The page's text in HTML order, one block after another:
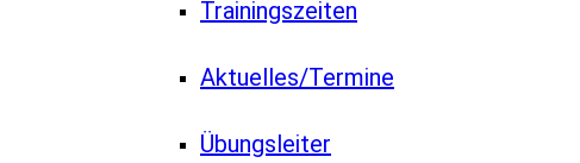
Trainingszeiten
Aktuelles/Termine
Übungsleiter